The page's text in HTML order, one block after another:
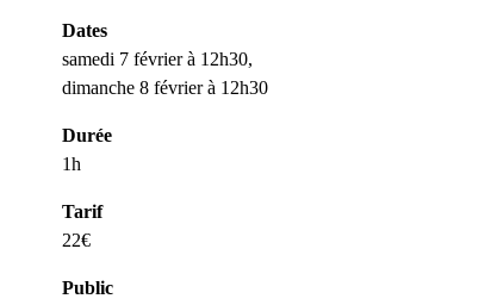
Dates
samedi 7 février à 12h30,
dimanche 8 février à 12h30
Durée
1h
Tarif
22€
Public